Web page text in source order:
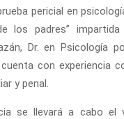
pericial en
los padres”
Dr. en Psicología
cuenta con experiencia
y penal.
se llevará a cabo el